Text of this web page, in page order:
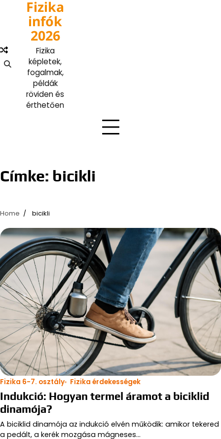
content
Fizika
infók
2026
Fizika
képletek,
fogalmak,
példák
röviden és
érthetően
Címke: bicikli
Home bicikli
Fizika 6-7. osztály Fizika érdekességek
Indukció: Hogyan termel áramot a biciklid
dinamója?
A biciklid dinamója az indukció elvén működik: amikor tekered
a pedált, a kerék mozgása mágneses…